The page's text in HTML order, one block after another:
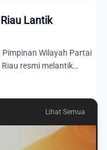
Lantik
Pimpinan Wilayah Partai
Riau resmi melantik
Lihat Semua